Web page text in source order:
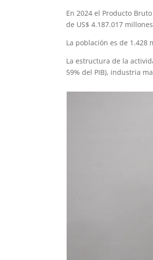
En 2024 el Producto
de US$ 4.187.017
La población es de 1.428
La estructura de la
59% del PIB), industria